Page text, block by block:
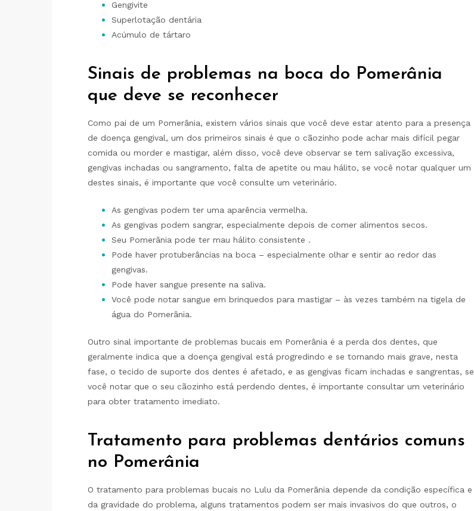
Gengivite
Superlotação dentária
Acúmulo de tártaro
Sinais de problemas na boca do Pomerânia
que deve se reconhecer
Como pai de um Pomerânia, existem vários sinais que você deve estar atento para a presença
de doença gengival, um dos primeiros sinais é que o cãozinho pode achar mais difícil pegar
comida ou morder e mastigar, além disso, você deve observar se tem salivação excessiva,
gengivas inchadas ou sangramento, falta de apetite ou mau hálito, se você notar qualquer um
destes sinais, é importante que você consulte um veterinário.
As gengivas podem ter uma aparência vermelha.
As gengivas podem sangrar, especialmente depois de comer alimentos secos.
Seu Pomerânia pode ter mau hálito consistente .
Pode haver protuberâncias na boca – especialmente olhar e sentir ao redor das
gengivas.
Pode haver sangue presente na saliva.
Você pode notar sangue em brinquedos para mastigar – às vezes também na tigela de
água do Pomerânia.
Outro sinal importante de problemas bucais em Pomerânia é a perda dos dentes, que
geralmente indica que a doença gengival está progredindo e se tornando mais grave, nesta
fase, o tecido de suporte dos dentes é afetado, e as gengivas ficam inchadas e sangrentas, se
você notar que o seu cãozinho está perdendo dentes, é importante consultar um veterinário
para obter tratamento imediato.
Tratamento para problemas dentários comuns
no Pomerânia
O tratamento para problemas bucais no Lulu da Pomerânia depende da condição específica e
da gravidade do problema, alguns tratamentos podem ser mais invasivos do que outros, o